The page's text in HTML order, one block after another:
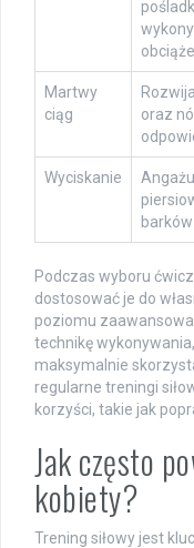
Martwy
ciąg
oraz
Wyciskanie
barków
Podczas wyboru
dostosować je do
poziomu
technikę
maksymalnie
regularne treningi
korzyści, takie jak
Jak często
kobiety?
Trening siłowy jest